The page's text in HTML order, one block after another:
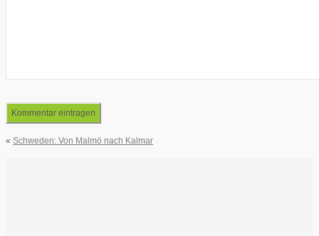
« Schweden: Von Malmö nach Kalmar